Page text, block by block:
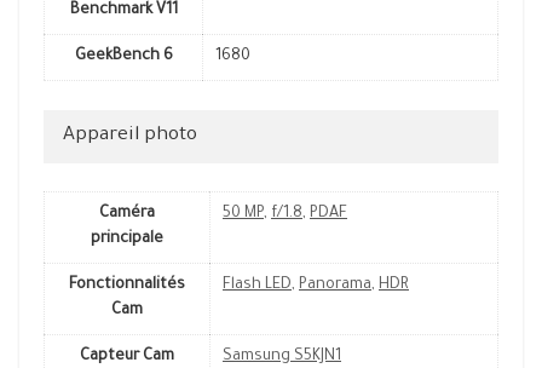
Benchmark V11
GeekBench 6 1680
Appareil photo
Caméra
principale
50 MP, f/1.8, PDAF
Fonctionnalités
Cam
Flash LED, Panorama, HDR
Capteur Cam Samsung S5KJN1